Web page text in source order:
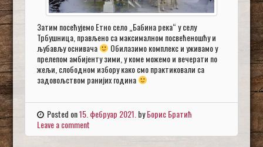
Затим посећујемо Етно село „Бабина река“ у селу
Трбушница, прављено са максималном посвећеношћу и
љубављу оснивача
Обилазимо комплекс и уживамо у
прелепом амбијенту зими, у коме можемо и вечерати по
жељи, слободном избору како смо практиковали са
задовољством ранијих година
Posted on15. фебруар 2021. byБорис Братић
Leave a comment